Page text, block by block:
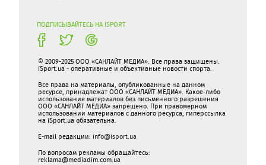
ПОДПИСЫВАЙТЕСЬ НА ISPORT
© 2009-2025 ООО «САНЛАЙТ МЕДИА». Все права защищены.
iSport.ua - оперативные и объективные новости спорта.
Все права на материалы, опубликованные на данном
ресурсе, принадлежат ООО «САНЛАЙТ МЕДИА». Какое-либо
использование материалов без письменного разрешения
ООО «САНЛАЙТ МЕДИА» запрещено. При правомерном
использовании материалов с данного ресурса, гиперссылка
на iSport.ua обязательна.
E-mail редакции: info@isport.ua
По вопросам рекламы обращайтесь:
reklama@mediadim.com.ua